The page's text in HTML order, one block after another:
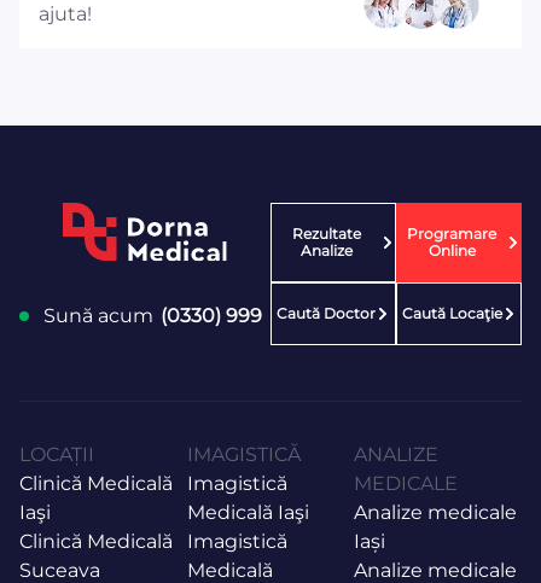
ajuta!
Sună acum (0330) 999
Rezultate
Analize
Programare
Online
Caută Doctor Caută Locaţie
LOCAȚII
Clinică Medicală
Iaşi
Clinică Medicală
Suceava
IMAGISTICĂ
Imagistică
Medicală Iaşi
Imagistică
Medicală
ANALIZE
MEDICALE
Analize medicale
Iași
Analize medicale